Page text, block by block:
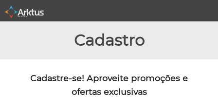
Cadastro
Cadastre-se! Aproveite promoções e
ofertas exclusivas